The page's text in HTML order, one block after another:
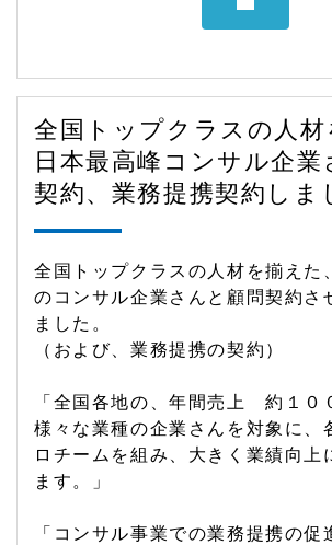
全国トップクラスの人材
日本最高峰コンサル企業
契約、業務提携契約しま
全国トップクラスの人材を揃えた
のコンサル企業さんと顧問契約さ
ました。
（および、業務提携の契約）
「全国各地の、年間売上 約１０
様々な業種の企業さんを対象に、
ロチームを組み、大きく業績向上
ます。」
「コンサル事業での業務提携の促